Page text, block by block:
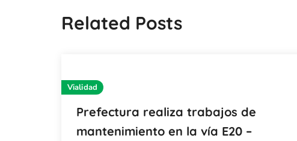
Related Posts
Vialidad
Prefectura realiza trabajos de
mantenimiento en la vía E20 –